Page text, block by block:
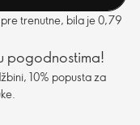
trenutne, bila je 0,79
pogodnostima!
10% popusta za